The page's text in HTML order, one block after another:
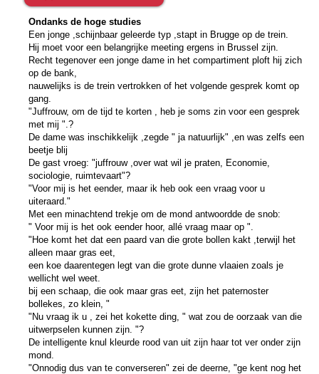
Ondanks de hoge studies
Een jonge ,schijnbaar geleerde typ ,stapt in Brugge op de trein.
Hij moet voor een belangrijke meeting ergens in Brussel zijn.
Recht tegenover een jonge dame in het compartiment ploft hij zich
op de bank,
nauwelijks is de trein vertrokken of het volgende gesprek komt op
gang.
"Juffrouw, om de tijd te korten , heb je soms zin voor een gesprek
met mij ".?
De dame was inschikkelijk ,zegde " ja natuurlijk" ,en was zelfs een
beetje blij
De gast vroeg: "juffrouw ,over wat wil je praten, Economie,
sociologie, ruimtevaart"?
"Voor mij is het eender, maar ik heb ook een vraag voor u
uiteraard."
Met een minachtend trekje om de mond antwoordde de snob:
" Voor mij is het ook eender hoor, allé vraag maar op ".
"Hoe komt het dat een paard van die grote bollen kakt ,terwijl het
alleen maar gras eet,
een koe daarentegen legt van die grote dunne vlaaien zoals je
wellicht wel weet.
bij een schaap, die ook maar gras eet, zijn het paternoster
bollekes, zo klein, "
"Nu vraag ik u , zei het kokette ding, " wat zou de oorzaak van die
uitwerpselen kunnen zijn. "?
De intelligente knul kleurde rood van uit zijn haar tot ver onder zijn
mond.
"Onnodig dus van te converseren" zei de deerne, "ge kent nog het